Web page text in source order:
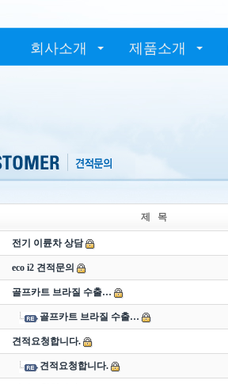
회사소개 제품소개
제 목
전기 이륜차 상담
eco i2 견적문의
골프카트 브라질 수출…
골프카트 브라질 수출…
견적요청합니다.
견적요청합니다.